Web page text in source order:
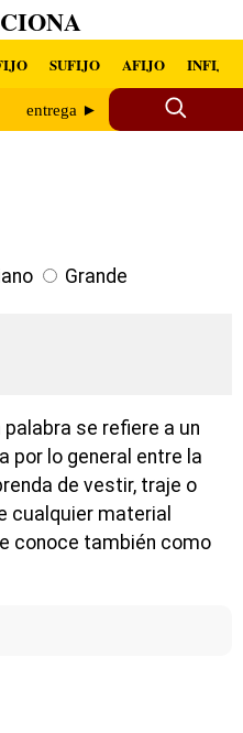
SUFIJO AFIJO INFIJO
entrega ►
Grande
se refiere a un
por lo general entre la
de vestir, traje o
cualquier material
conoce también como